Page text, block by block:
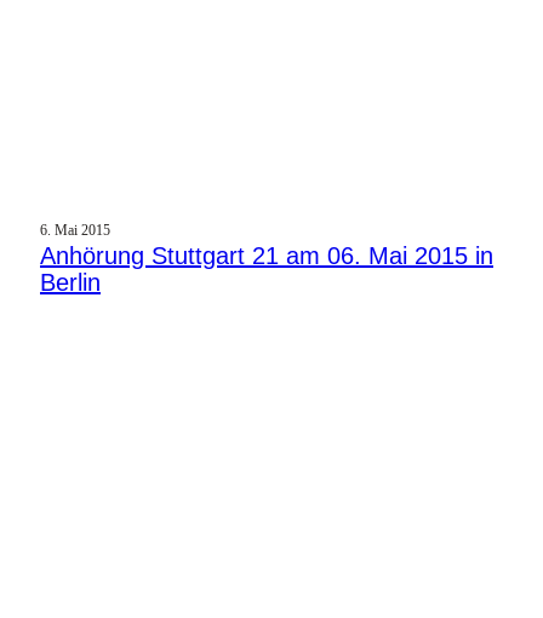
6. Mai 2015
Anhörung Stuttgart 21 am 06. Mai 2015 in
Berlin